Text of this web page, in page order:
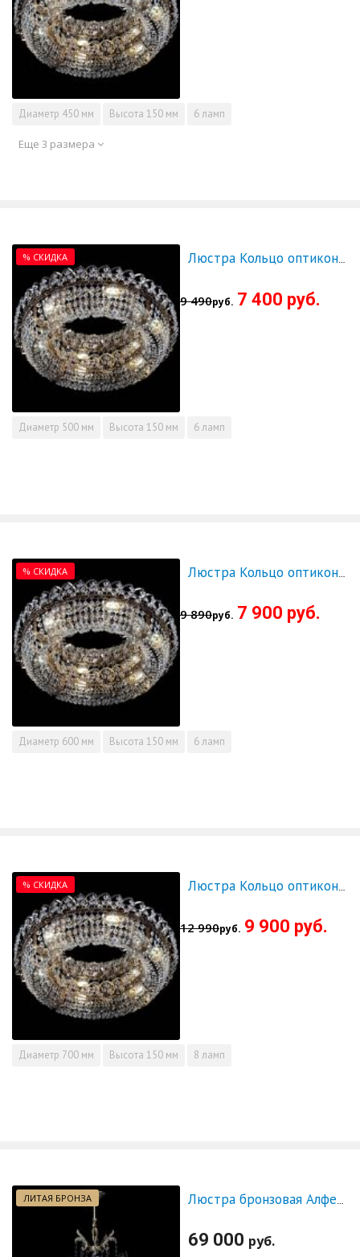
Диаметр 450 мм Высота 150 мм 6 ламп
Еще 3 размера
% СКИДКА Люстра Кольцо оптикон 500 - СКИДКА!!!
9 490руб. 7 400 руб.
Диаметр 500 мм Высота 150 мм 6 ламп
% СКИДКА
9 890руб. 7 900 руб.
Диаметр 600 мм Высота 150 мм 6 ламп
% СКИДКА
12 990руб. 9 900 руб.
Диаметр 700 мм Высота 150 мм 8 ламп
ЛИТАЯ БРОНЗА Люстра бронзовая Алфея №5 "Малахит" шар черная
69 000 руб.